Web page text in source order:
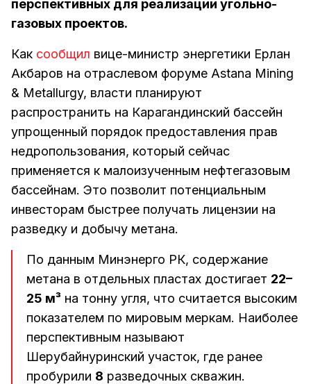
перспективных для реализации угольно-
газовых проектов.
Как сообщил вице-министр энергетики Ерлан
Акбаров на отраслевом форуме Astana Mining
& Metallurgy, власти планируют
распространить на Карагандинский бассейн
упрощенный порядок предоставления прав
недропользования, который сейчас
применяется к малоизученным нефтегазовым
бассейнам. Это позволит потенциальным
инвесторам быстрее получать лицензии на
разведку и добычу метана.
По данным Минэнерго РК, содержание
метана в отдельных пластах достигает 22–
25 м³ на тонну угля, что считается высоким
показателем по мировым меркам. Наиболее
перспективным называют
Шерубайнуринский участок, где ранее
пробурили 8 разведочных скважин.